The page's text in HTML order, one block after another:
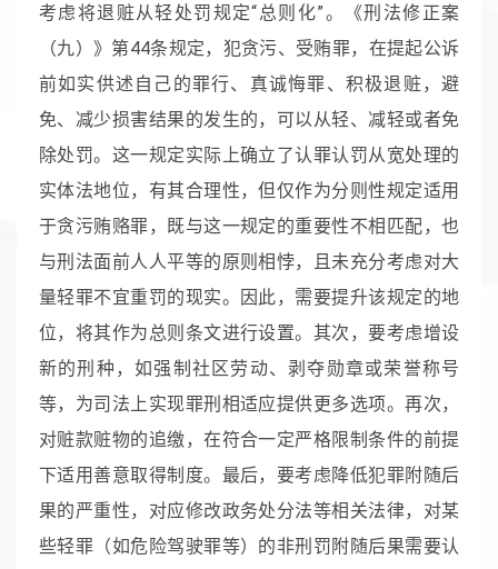
考虑将退赃从轻处罚规定“总则化”。《刑法修正案
（九）》第44条规定，犯贪污、受贿罪，在提起公诉
前如实供述自己的罪行、真诚悔罪、积极退赃，避
免、减少损害结果的发生的，可以从轻、减轻或者免
除处罚。这一规定实际上确立了认罪认罚从宽处理的
实体法地位，有其合理性，但仅作为分则性规定适用
于贪污贿赂罪，既与这一规定的重要性不相匹配，也
与刑法面前人人平等的原则相悖，且未充分考虑对大
量轻罪不宜重罚的现实。因此，需要提升该规定的地
位，将其作为总则条文进行设置。其次，要考虑增设
新的刑种，如强制社区劳动、剥夺勋章或荣誉称号
等，为司法上实现罪刑相适应提供更多选项。再次，
对赃款赃物的追缴，在符合一定严格限制条件的前提
下适用善意取得制度。最后，要考虑降低犯罪附随后
果的严重性，对应修改政务处分法等相关法律，对某
些轻罪（如危险驾驶罪等）的非刑罚附随后果需要认